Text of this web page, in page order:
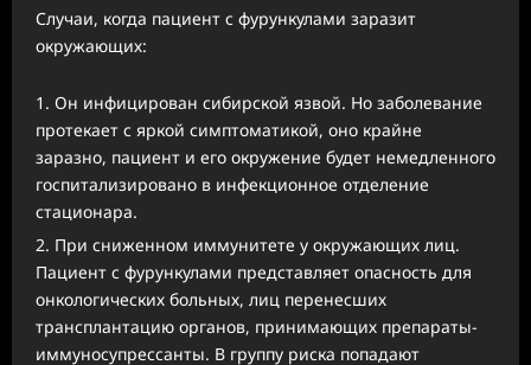
Случаи, когда пациент с фурункулами заразит
окружающих:
Он инфицирован сибирской язвой. Но заболевание
протекает с яркой симптоматикой, оно крайне
заразно, пациент и его окружение будет немедленного
госпитализировано в инфекционное отделение
стационара.
При сниженном иммунитете у окружающих лиц.
Пациент с фурункулами представляет опасность для
онкологических больных, лиц перенесших
трансплантацию органов, принимающих препараты-
иммуносупрессанты. В группу риска попадают